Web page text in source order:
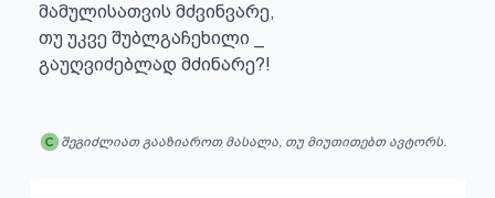
მამულისათვის მძვინვარე,
თუ უკვე შუბლგაჩეხილი _
გაუღვიძებლად მძინარე?!
შეგიძლიათ გააზიაროთ მასალა, თუ მიუთითებთ ავტორს.